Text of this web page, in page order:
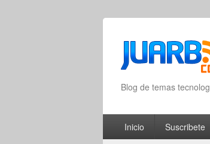
Blog de temas
Primary menu
Skip to primary content
Skip to secondary
Inicio Suscribete